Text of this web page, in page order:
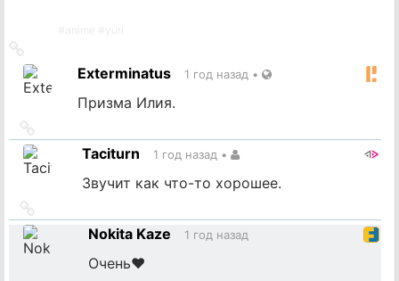
на
источникExterminatus 1 год назад •
Призма Илия.
на
источникTaciturn 1 год назад •
Звучит как что-то хорошее.
на
источникNokita Kaze 1 год назад
Очень♥